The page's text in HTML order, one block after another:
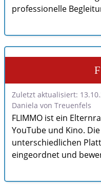
professionelle
Zuletzt aktualisiert:
Daniela von Treuenfels
FLIMMO ist ein
YouTube und Kino.
unterschiedlichen
eingeordnet und